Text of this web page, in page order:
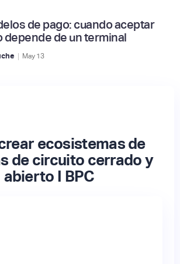
de pago: cuando aceptar
depende de un terminal
| May 13
ecosistemas de
de circuito cerrado y
abierto I BPC